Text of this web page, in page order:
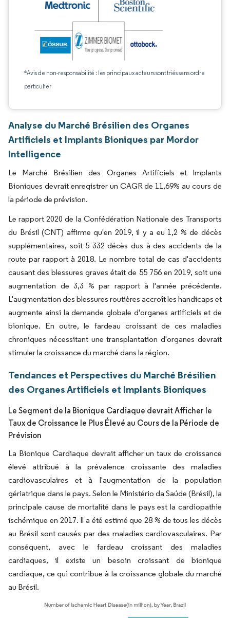
*Avis de non-responsabilité : les principaux acteurs sont triés sans ordre
particulier
Analyse du Marché Brésilien des Organes
Artificiels et Implants Bioniques par Mordor
Intelligence
Le Marché Brésilien des Organes Artificiels et Implants
Bioniques devrait enregistrer un CAGR de 11,69% au cours de
la période de prévision.
Le rapport 2020 de la Confédération Nationale des Transports
du Brésil (CNT) affirme qu'en 2019, il y a eu 1,2 % de décès
supplémentaires, soit 5 332 décès dus à des accidents de la
route par rapport à 2018. Le nombre total de cas d'accidents
causant des blessures graves était de 55 756 en 2019, soit une
augmentation de 3,3 % par rapport à l'année précédente.
L'augmentation des blessures routières accroît les handicaps et
augmente ainsi la demande globale d'organes artificiels et de
bionique. En outre, le fardeau croissant de ces maladies
chroniques nécessitant une transplantation d'organes devrait
stimuler la croissance du marché dans la région.
Tendances et Perspectives du Marché Brésilien
des Organes Artificiels et Implants Bioniques
Le Segment de la Bionique Cardiaque devrait Afficher le
Taux de Croissance le Plus Élevé au Cours de la Période de
Prévision
La Bionique Cardiaque devrait afficher un taux de croissance
élevé attribué à la prévalence croissante des maladies
cardiovasculaires et à l'augmentation de la population
gériatrique dans le pays. Selon le Ministério da Saúde (Brésil), la
principale cause de mortalité dans le pays est la cardiopathie
ischémique en 2017. Il a été estimé que 28 % de tous les décès
au Brésil sont causés par des maladies cardiovasculaires. Par
conséquent, avec le fardeau croissant des maladies
cardiaques, il existe un besoin croissant de bionique
cardiaque, ce qui contribue à la croissance globale du marché
au Brésil.